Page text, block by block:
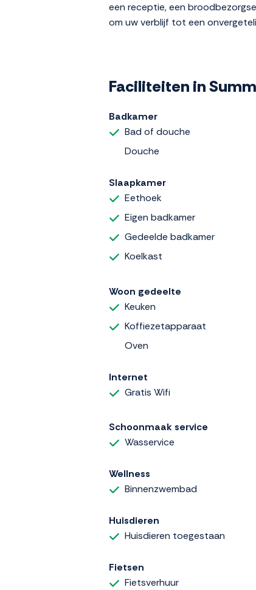
een receptie, een
om uw verblijf tot een
Faciliteiten in
Badkamer
Bad of douche
Douche
Slaapkamer
Eethoek
Eigen badkamer
Gedeelde badkamer
Koelkast
Woon gedeelte
Keuken
Koffiezetapparaat
Oven
Internet
Gratis Wifi
Schoonmaak service
Wasservice
Wellness
Binnenzwembad
Huisdieren
Huisdieren toegestaan
Fietsen
Fietsverhuur